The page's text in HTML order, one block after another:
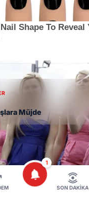
1
SON DAKIKA
Müjde